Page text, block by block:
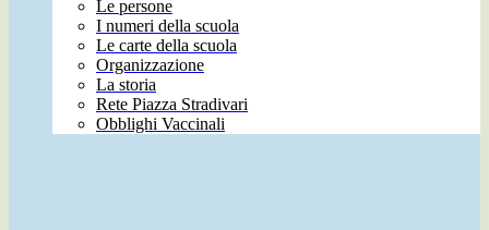
Le persone
I numeri della scuola
Le carte della scuola
Organizzazione
La storia
Rete Piazza Stradivari
Obblighi Vaccinali